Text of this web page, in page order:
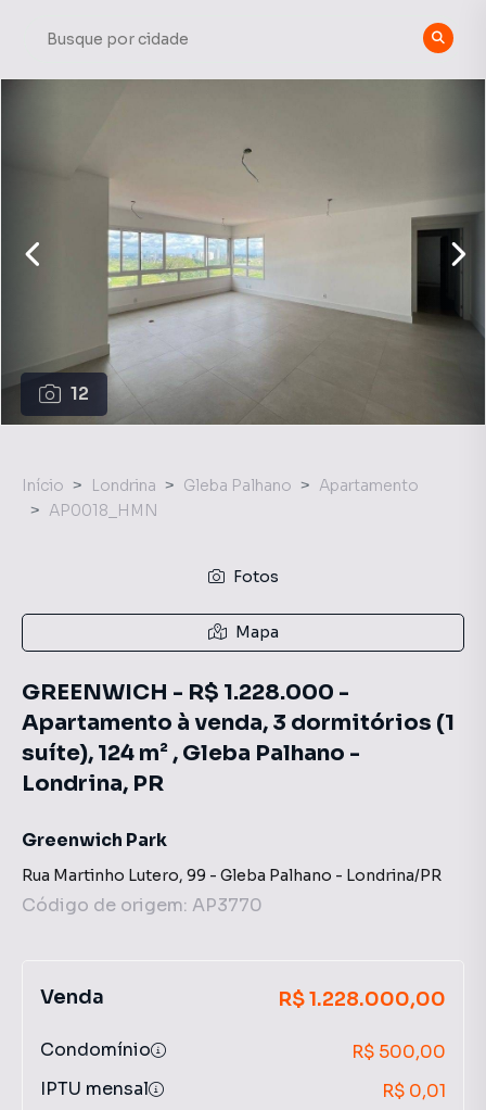
12
Início Londrina Gleba Palhano
Apartamento
AP0018_HMN
Fotos
Mapa
GREENWICH - R$ 1.228.000 -
Apartamento à venda, 3 dormitórios (1
suíte), 124 m² , Gleba Palhano -
Londrina, PR
Greenwich Park
Rua Martinho Lutero, 99 - Gleba Palhano - Londrina/PR
Código de origem: AP3770
Venda R$ 1.228.000,00
Condomínio
R$ 500,00
IPTU mensal
R$ 0,01